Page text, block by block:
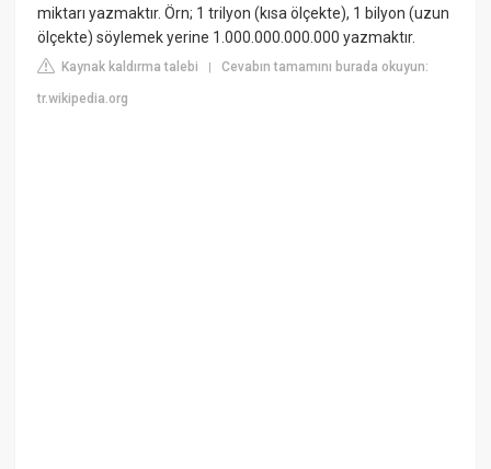
miktarı yazmaktır. Örn; 1 trilyon (kısa ölçekte), 1 bilyon (uzun
ölçekte) söylemek yerine 1.000.000.000.000 yazmaktır.
Kaynak kaldırma talebi |Cevabın tamamını burada okuyun:
tr.wikipedia.org